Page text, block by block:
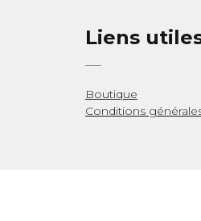
Liens
Boutique
Conditions